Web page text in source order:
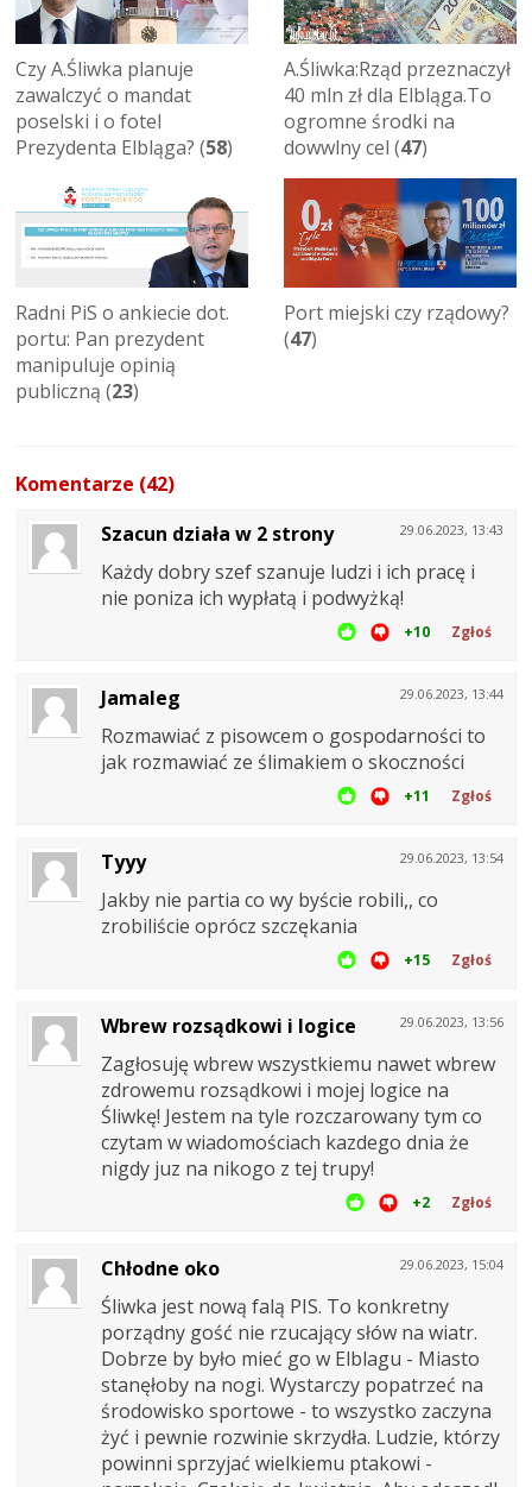
Czy A.Śliwka planuje
zawalczyć o mandat
poselski i o fotel
Prezydenta Elbląga? (58)
A.Śliwka:Rząd przeznaczył
40 mln zł dla Elbląga.To
ogromne środki na
dowwlny cel (47)
Radni PiS o ankiecie dot.
portu: Pan prezydent
manipuluje opinią
publiczną (23)
Port miejski czy rządowy?
(47)
Komentarze (42)
29.06.2023, 13:43
Szacun działa w 2 strony
Każdy dobry szef szanuje ludzi i ich pracę i
nie poniza ich wypłatą i podwyżką!
+10 Zgłoś
29.06.2023, 13:44
Jamaleg
Rozmawiać z pisowcem o gospodarności to
jak rozmawiać ze ślimakiem o skoczności
+11 Zgłoś
29.06.2023, 13:54
Tyyy
Jakby nie partia co wy byście robili,, co
zrobiliście oprócz szczękania
+15 Zgłoś
29.06.2023, 13:56
Wbrew rozsądkowi i logice
Zagłosuję wbrew wszystkiemu nawet wbrew
zdrowemu rozsądkowi i mojej logice na
Śliwkę! Jestem na tyle rozczarowany tym co
czytam w wiadomościach kazdego dnia że
nigdy juz na nikogo z tej trupy!
+2 Zgłoś
29.06.2023, 15:04
Chłodne oko
Śliwka jest nową falą PIS. To konkretny
porządny gość nie rzucający słów na wiatr.
Dobrze by było mieć go w Elblagu - Miasto
stanęłoby na nogi. Wystarczy popatrzeć na
środowisko sportowe - to wszystko zaczyna
żyć i pewnie rozwinie skrzydła. Ludzie, którzy
powinni sprzyjać wielkiemu ptakowi -